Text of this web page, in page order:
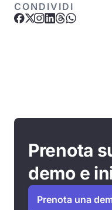
CONDIVIDI
Prenota
demo e
Prenota una